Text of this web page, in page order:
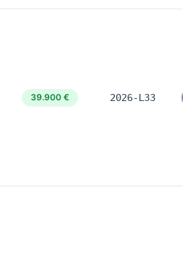
39.900 € 2026-L33